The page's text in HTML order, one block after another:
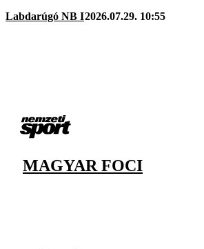
Labdarúgó NB I2026.07.29. 10:55
MAGYAR FOCI